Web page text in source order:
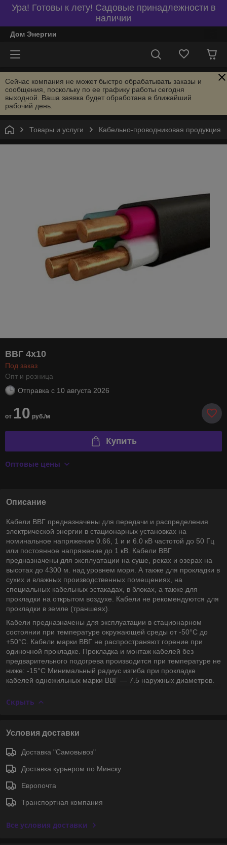
Ура! Готовы к лету! Садовые принадлежности в
наличии
Дом Энергии
Сейчас компания не может быстро обрабатывать заказы и
сообщения, поскольку по ее графику работы сегодня
выходной. Ваша заявка будет обработана в ближайший
рабочий день.
Товары и услуги Кабельно-проводниковая продукция
ВВГ 4х10
Под заказ
Опт и розница
Отправка с 10 августа 2026
от 10 руб./м
Купить
Оптовые цены
Описание
Кабели ВВГ предназначены для передачи и распределения
электрической энергии в стационарных установках на
номинальное напряжение 0.66, 1 и и 6.0 кВ частотой до 50 Гц
или постоянное напряжение до 1 кВ. Кабели ВВГ
предназначены для эксплуатации на суше, реках и озерах на
высотах до 4300 м. над уровнем моря. А также для прокладки в
сухих и влажных производственных помещениях, на
специальных кабельных эстакадах, в блоках, а также для
прокладки на открытом воздухе. Кабели не рекомендуются для
прокладки в земле (траншеях).
Кабели предназначены для эксплуатации в стационарном
состоянии при температуре окружающей среды от -50°С до
+50°С. Кабели марки ВВГ не распространяют горение при
одиночной прокладке. Прокладка и монтаж кабелей без
предварительного подогрева производится при температуре не
ниже: -15°С Минимальный радиус изгиба при прокладке
кабелей одножильных марки ВВГ — 7.5 наружных диаметров.
Скрыть
Условия доставки
Доставка "Самовывоз"
Доставка курьером по Минску
Европочта
Транспортная компания
Все условия доставки